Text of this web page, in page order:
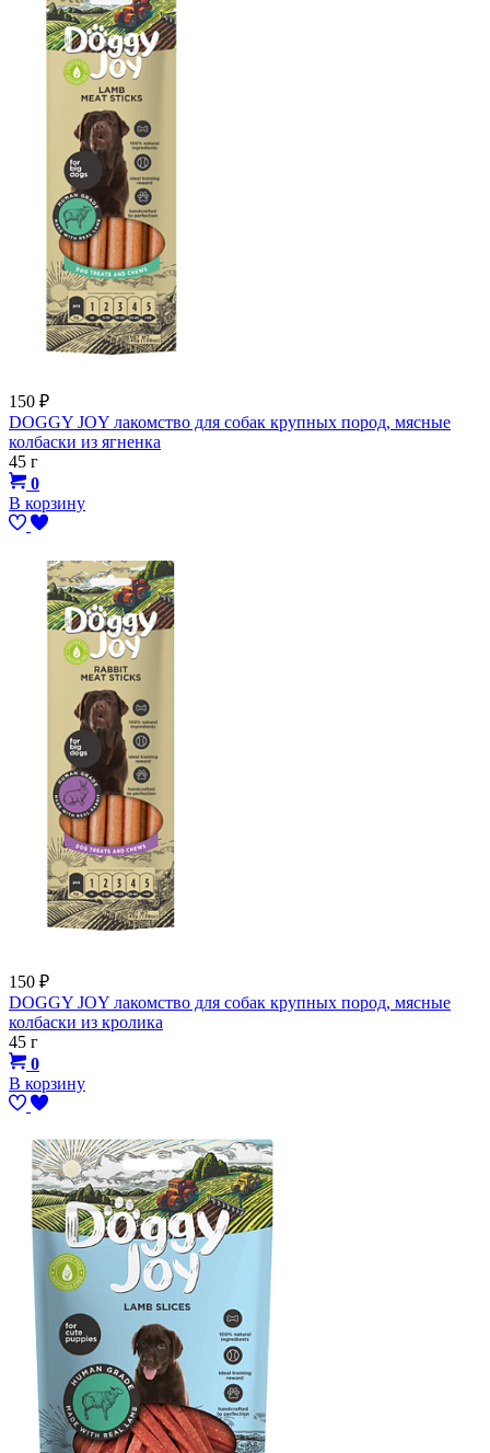
150 ₽
DOGGY JOY лакомство для собак крупных пород, мясные
колбаски из ягненка
45 г
0
В корзину
150 ₽
DOGGY JOY лакомство для собак крупных пород, мясные
колбаски из кролика
45 г
0
В корзину